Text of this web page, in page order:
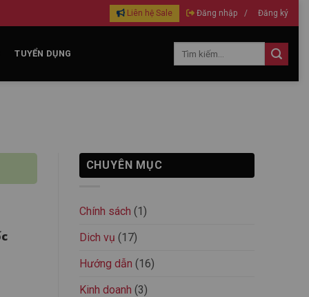
Liên hệ Sale Đăng nhập / Đăng ký
TUYỂN DỤNG
CHUYÊN MỤC
Chính sách (1)
Dich vụ (17)
Hướng dẫn (16)
Kinh doanh (3)